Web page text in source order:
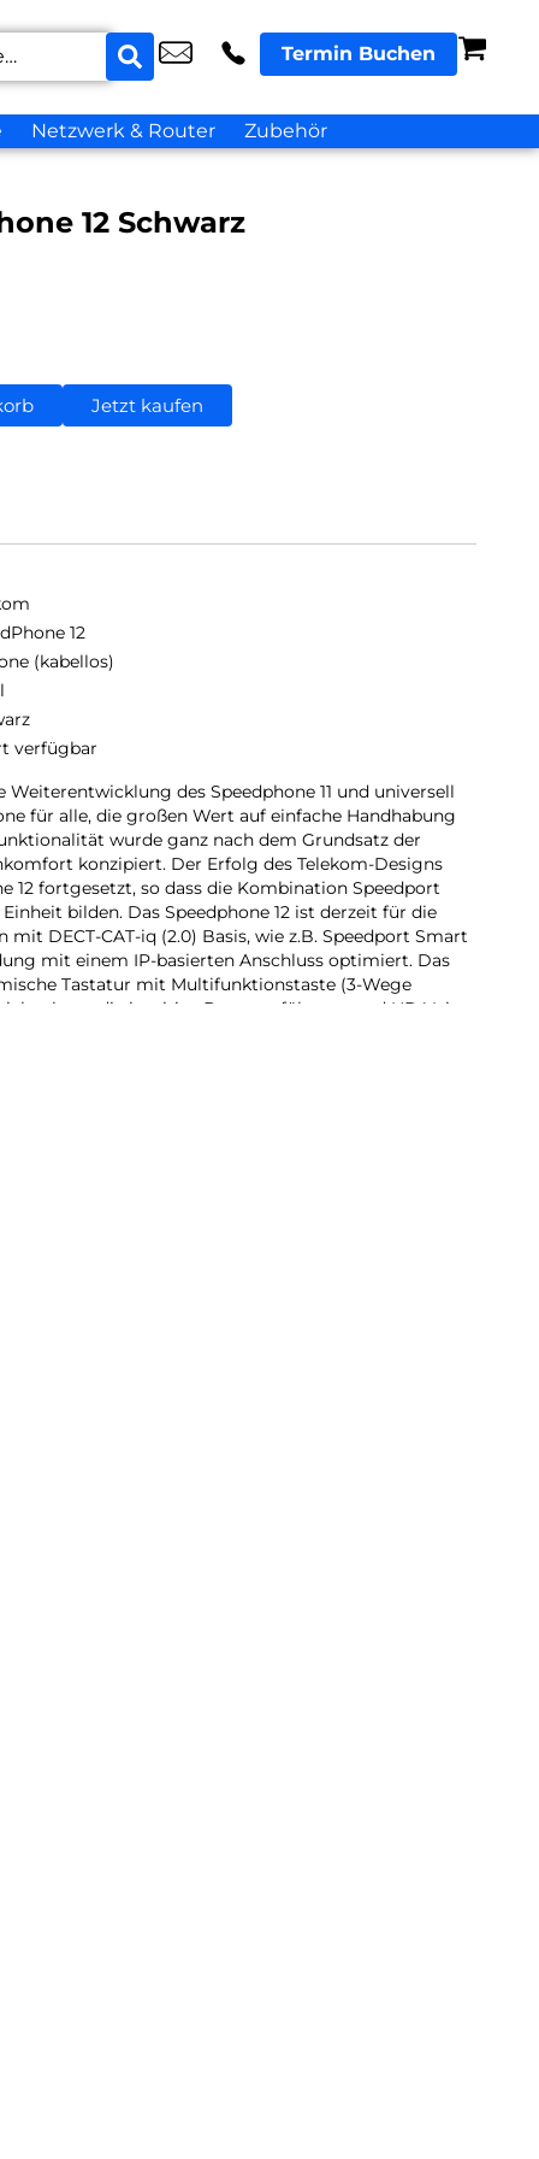
Termin Buchen
Netzwerk & Router Zubehör
12 Schwarz
Jetzt kaufen
12
(kabellos)
verfügbar
Weiterentwicklung des Speedphone 11 und universell
für alle, die großen Wert auf einfache Handhabung
wurde ganz nach dem Grundsatz der
konzipiert. Der Erfolg des Telekom-Designs
12 fortgesetzt, so dass die Kombination Speedport
bilden. Das Speedphone 12 ist derzeit für die
DECT-CAT-iq (2.0) Basis, wie z.B. Speedport Smart
mit einem IP-basierten Anschluss optimiert. Das
Tastatur mit Multifunktionstaste (3-Wege
die intuitive Benutzerführung und HD Voice